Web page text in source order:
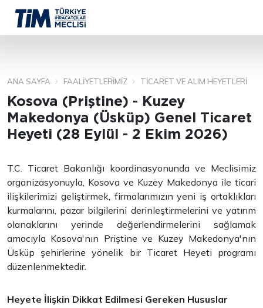
ARA
ANA SAYFA FAALIYETLERIMIZ TICARET VE ALIM HEYETLERI
Kosova (Priştine) - Kuzey
Makedonya (Üsküp) Genel Ticaret
Heyeti (28 Eylül - 2 Ekim 2026)
T.C. Ticaret Bakanlığı koordinasyonunda ve Meclisimiz
organizasyonuyla, Kosova ve Kuzey Makedonya ile ticari
ilişkilerimizi geliştirmek, firmalarımızın yeni iş ortaklıkları
kurmalarını, pazar bilgilerini derinleştirmelerini ve yatırım
olanaklarını yerinde değerlendirmelerini sağlamak
amacıyla Kosova'nın Priştine ve Kuzey Makedonya'nın
Üsküp şehirlerine yönelik bir Ticaret Heyeti programı
düzenlenmektedir.
Heyete İlişkin Dikkat Edilmesi Gereken Hususlar